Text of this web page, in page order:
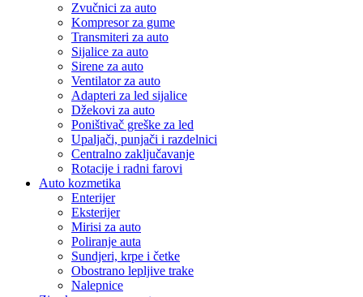
Zvučnici za auto
Kompresor za gume
Transmiteri za auto
Sijalice za auto
Sirene za auto
Ventilator za auto
Adapteri za led sijalice
Džekovi za auto
Poništivač greške za led
Upaljači, punjači i razdelnici
Centralno zaključavanje
Rotacije i radni farovi
Auto kozmetika
Enterijer
Eksterijer
Mirisi za auto
Poliranje auta
Sundjeri, krpe i četke
Obostrano lepljive trake
Nalepnice